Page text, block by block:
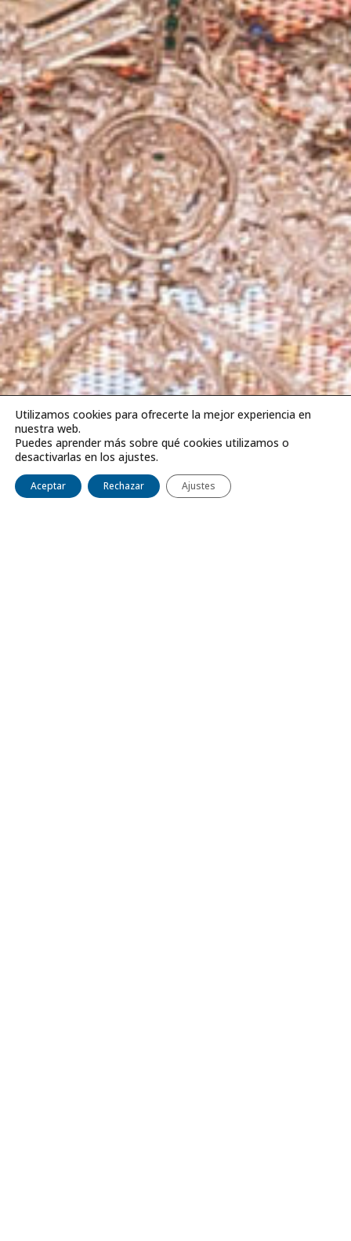
Utilizamos cookies para ofrecerte la mejor experiencia en
nuestra web.
Puedes aprender más sobre qué cookies utilizamos o
desactivarlas en los ajustes.
Aceptar Rechazar Ajustes